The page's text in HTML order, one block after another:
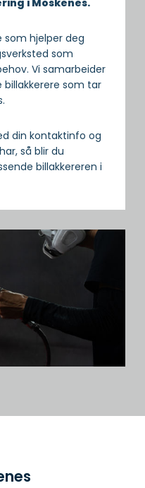
i Moskenes.
som hjelper deg
som
Vi samarbeider
som tar
din kontaktinfo og
så blir du
billakkereren i